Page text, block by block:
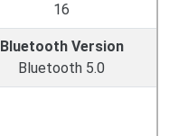
16
Bluetooth Version
Bluetooth 5.0